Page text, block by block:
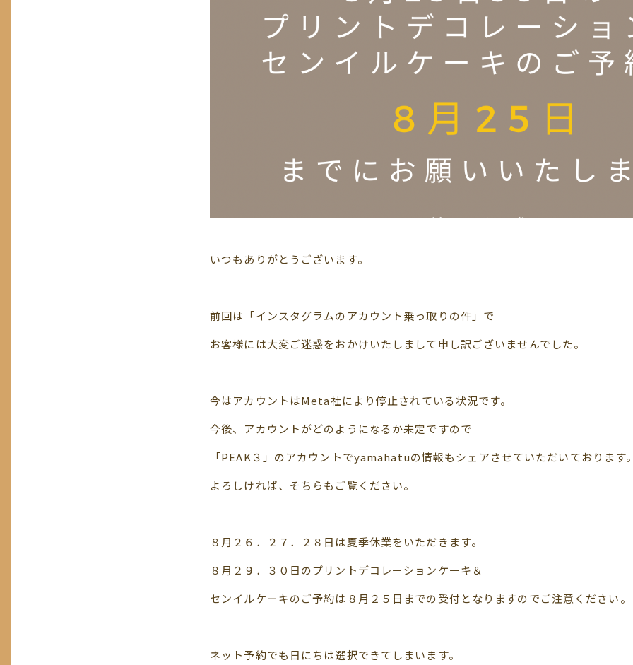
いつもありがとうございます。
前回は「インスタグラムのアカウント乗っ取りの件」で
お客様には大変ご迷惑をおかけいたしまして申し訳ございませんでした。
今はアカウントはMeta社により停止されている状況です。
今後、アカウントがどのようになるか未定ですので
「PEAK３」のアカウントでyamahatuの情報もシェアさせていただいております
よろしければ、そちらもご覧ください。
８月２６．２７．２８日は夏季休業をいただきます。
８月２９．３０日のプリントデコレーションケーキ＆
センイルケーキのご予約は８月２５日までの受付となりますのでご注意ください。
ネット予約でも日にちは選択できてしまいます。